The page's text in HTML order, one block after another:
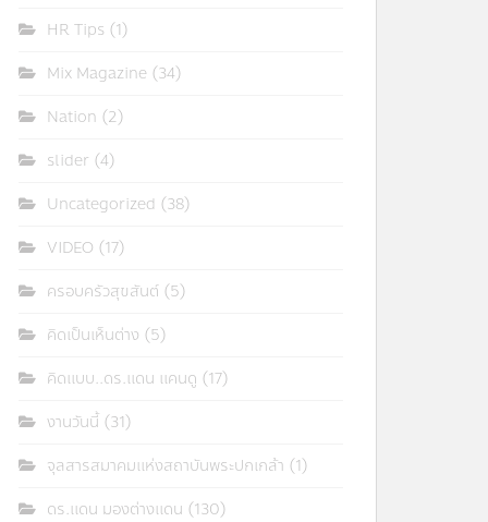
HR Tips (1)
Mix Magazine (34)
Nation (2)
slider (4)
Uncategorized (38)
VIDEO (17)
ครอบครัวสุขสันต์ (5)
คิดเป็นเห็นต่าง (5)
คิดแบบ..ดร.แดน แคนดู (17)
งานวันนี้ (31)
จุลสารสมาคมแห่งสถาบันพระปกเกล้า (1)
ดร.แดน มองต่างแดน (130)